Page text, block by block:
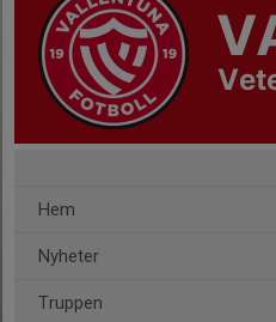
Hem
Nyheter
Truppen